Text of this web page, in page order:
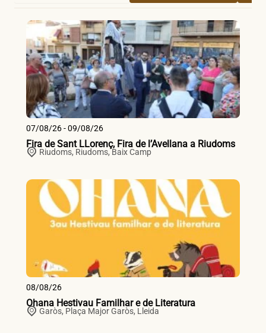
07/08/26 - 09/08/26
Fira de Sant LLorenç, Fira de l’Avellana a Riudoms
Riudoms, Riudoms,Baix Camp
08/08/26
Ohana Hestivau Familhar e de Literatura
Garòs, Plaça Major Garòs, Lleida